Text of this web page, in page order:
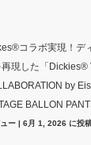
コラボ実現！デ
現した「Dickies®
by
BALLON
ー | 6月 1, 2026 に投